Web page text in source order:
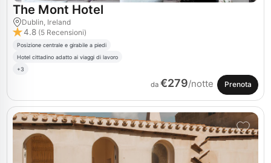
The Mont Hotel
Dublin, Ireland
4.8 (5 Recensioni)
Posizione centrale e girabile a piedi
Hotel cittadino adatto ai viaggi di lavoro
+3
da €279/notte Prenota